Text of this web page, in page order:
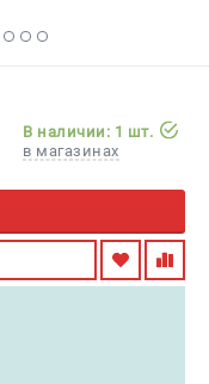
В наличии: 1 шт.
в магазинах